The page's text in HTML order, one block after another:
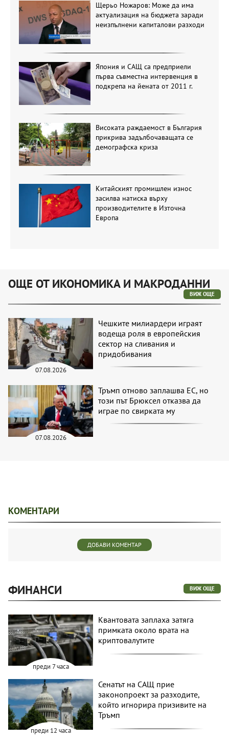
Щерьо Ножаров: Може да има
актуализация на бюджета заради
неизпълнени капиталови разходи
Япония и САЩ са предприели
първа съвместна интервенция в
подкрепа на йената от 2011 г.
Високата раждаемост в България
прикрива задълбочаващата се
демографска криза
Китайският промишлен износ
засилва натиска върху
производителите в Източна
Европа
ОЩЕ ОТ ИКОНОМИКА И МАКРОДАННИ
ВИЖ ОЩЕ
07.08.2026
Чешките милиардери играят
водеща роля в европейския
сектор на сливания и
придобивания
07.08.2026
Тръмп отново заплашва ЕС, но
този път Брюксел отказва да
играе по свирката му
КОМЕНТАРИ
ДОБАВИ КОМЕНТАР
ФИНАНСИ ВИЖ ОЩЕ
преди 7 часа
Квантовата заплаха затяга
примката около врата на
криптовалутите
преди 12 часа
Сенатът на САЩ прие
законопроект за разходите,
който игнорира призивите на
Тръмп